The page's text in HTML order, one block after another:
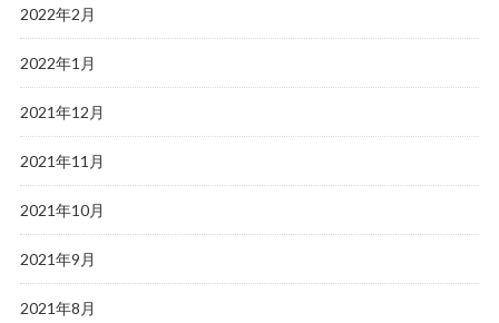
2022年2月
2022年1月
2021年12月
2021年11月
2021年10月
2021年9月
2021年8月